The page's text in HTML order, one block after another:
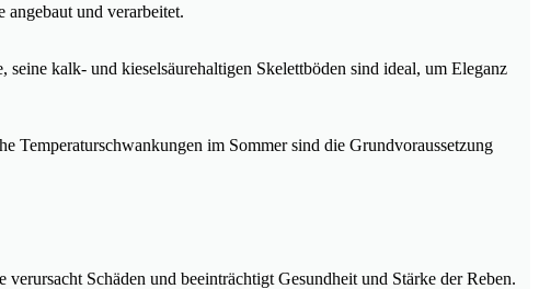
und verarbeitet.
kalk- und kieselsäurehaltigen Skelettböden sind ideal, um Eleganz
Temperaturschwankungen im Sommer sind die Grundvoraussetzung
Schäden und beeinträchtigt Gesundheit und Stärke der Reben.